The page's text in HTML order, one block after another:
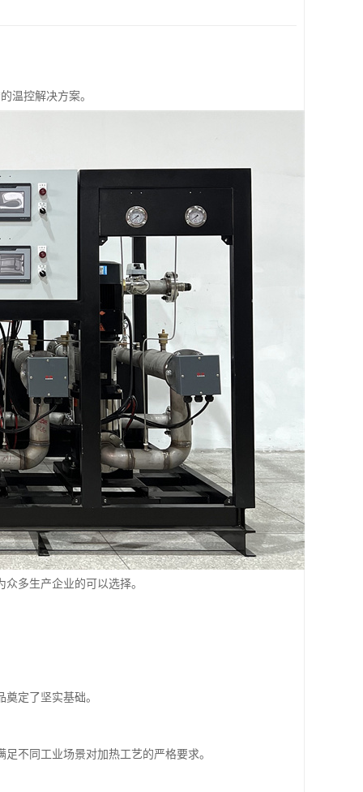
温控解决方案。
多生产企业的可以选择。
定了坚实基础。
不同工业场景对加热工艺的严格要求。